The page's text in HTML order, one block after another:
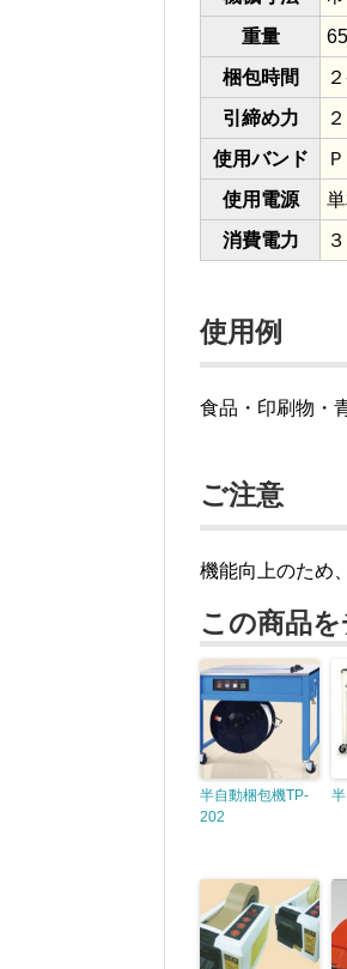
重量
梱包時間
引締め力
使用バンド
使用電源
消費電力
使用例
食品・印刷物・
ご注意
機能向上のため
この商品
半自動梱包機TP-
202